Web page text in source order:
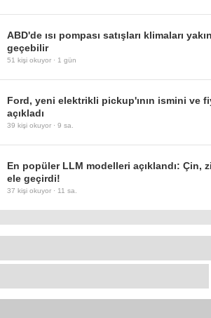
ABD'de ısı pompası satışları klimaları
geçebilir
51 kişi okuyor · 1 gün
Ford, yeni elektrikli pickup'ının ismini ve
açıkladı
39 kişi okuyor · 9 sa.
En popüler LLM modelleri açıklandı: Çin,
ele geçirdi!
37 kişi okuyor · 11 sa.